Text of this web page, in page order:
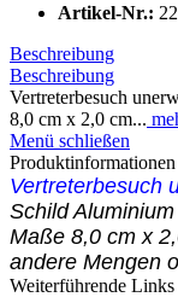
Artikel-Nr.:
Beschreibung
Beschreibung
Vertreterbesuch
8,0 cm x 2,0 cm...
Menü schließen
Vertreterbesuch
Schild
Maße 8,0 cm x
andere Mengen
Weiterführende